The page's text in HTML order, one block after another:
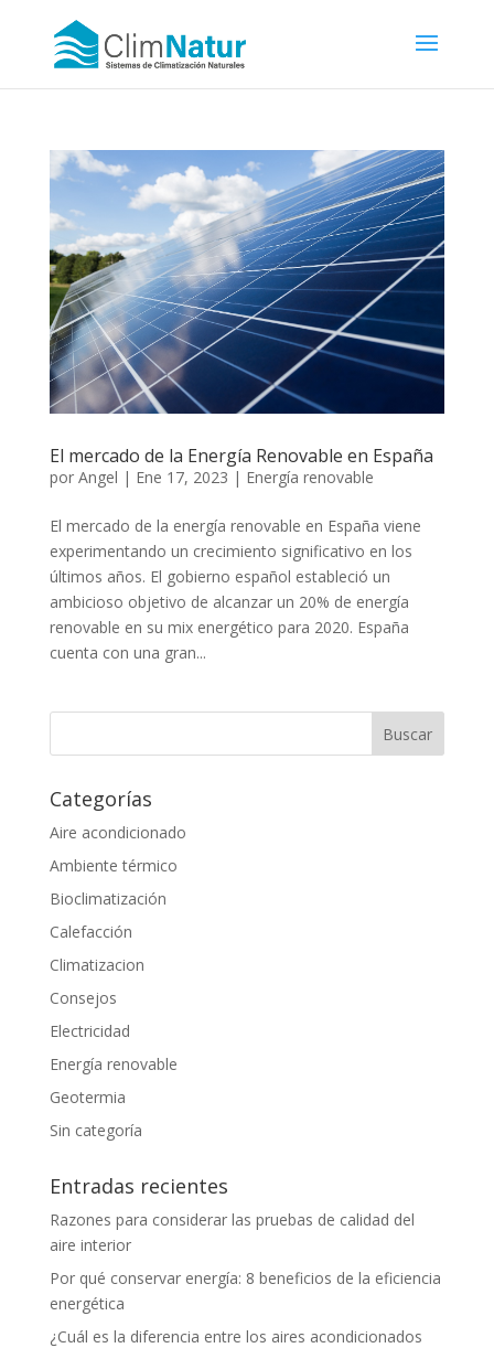
El mercado de la Energía Renovable en España
por Angel | Ene 17, 2023 | Energía renovable
El mercado de la energía renovable en España viene
experimentando un crecimiento significativo en los
últimos años. El gobierno español estableció un
ambicioso objetivo de alcanzar un 20% de energía
renovable en su mix energético para 2020. España
cuenta con una gran...
Categorías
Aire acondicionado
Ambiente térmico
Bioclimatización
Calefacción
Climatizacion
Consejos
Electricidad
Energía renovable
Geotermia
Sin categoría
Entradas recientes
Razones para considerar las pruebas de calidad del
aire interior
Por qué conservar energía: 8 beneficios de la eficiencia
energética
¿Cuál es la diferencia entre los aires acondicionados